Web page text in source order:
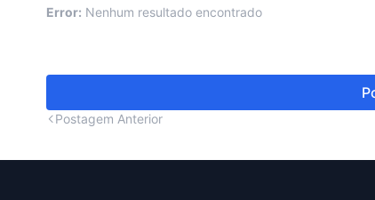
Error: Nenhum resultado encontrado
Postagem Anterior